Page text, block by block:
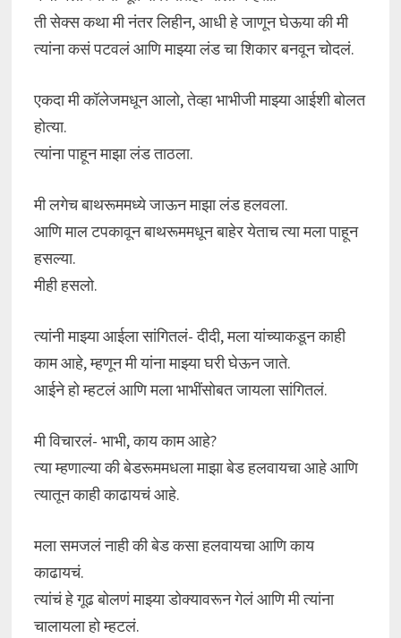
ती सेक्स कथा मी नंतर लिहीन, आधी हे जाणून घेऊया की मी
त्यांना कसं पटवलं आणि माझ्या लंड चा शिकार बनवून चोदलं.
एकदा मी कॉलेजमधून आलो, तेव्हा भाभीजी माझ्या आईशी बोलत
होत्या.
त्यांना पाहून माझा लंड ताठला.
मी लगेच बाथरूममध्ये जाऊन माझा लंड हलवला.
आणि माल टपकावून बाथरूममधून बाहेर येताच त्या मला पाहून
हसल्या.
मीही हसलो.
त्यांनी माझ्या आईला सांगितलं- दीदी, मला यांच्याकडून काही
काम आहे, म्हणून मी यांना माझ्या घरी घेऊन जाते.
आईने हो म्हटलं आणि मला भाभींसोबत जायला सांगितलं.
मी विचारलं- भाभी, काय काम आहे?
त्या म्हणाल्या की बेडरूममधला माझा बेड हलवायचा आहे आणि
त्यातून काही काढायचं आहे.
मला समजलं नाही की बेड कसा हलवायचा आणि काय
काढायचं.
त्यांचं हे गूढ बोलणं माझ्या डोक्यावरून गेलं आणि मी त्यांना
चालायला हो म्हटलं.